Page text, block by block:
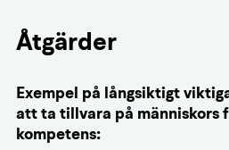
Åtgärder
Exempel på långsiktigt
att ta tillvara på människors
kompetens: